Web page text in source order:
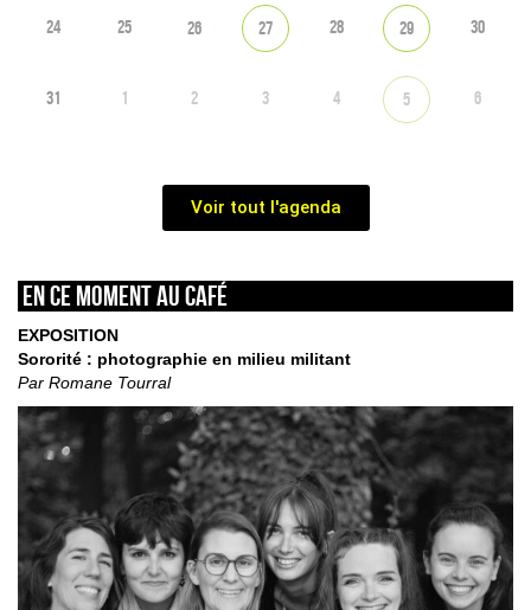
24 25 26 27 28 29 30
31 1 2 3 4 5 6
Voir tout l'agenda
En ce moment au café
EXPOSITION
Sororité : photographie en milieu militant
Par Romane Tourral